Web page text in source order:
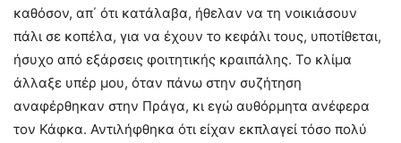
καθόσον, απ΄ ότι κατάλαβα, ήθελαν να τη νοικιάσουν
πάλι σε κοπέλα, για να έχουν το κεφάλι τους, υποτίθεται,
ήσυχο από εξάρσεις φοιτητικής κραιπάλης. Το κλίμα
άλλαξε υπέρ μου, όταν πάνω στην συζήτηση
αναφέρθηκαν στην Πράγα, κι εγώ αυθόρμητα ανέφερα
τον Κάφκα. Αντιλήφθηκα ότι είχαν εκπλαγεί τόσο πολύ